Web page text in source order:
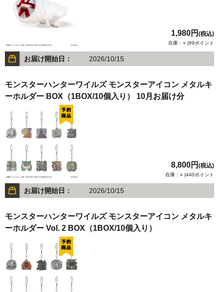
1,980円 (税込)
在庫：○ |99ポイント
お届け開始日： 2026/10/15
モンスターハンターワイルズ モンスターアイコン メタルキ
ーホルダー BOX（1BOX/10個入り） 10月お届け分
8,800円 (税込)
在庫：○ |440ポイント
お届け開始日： 2026/10/15
モンスターハンターワイルズ モンスターアイコン メタルキ
ーホルダー Vol. 2 BOX（1BOX/10個入り）